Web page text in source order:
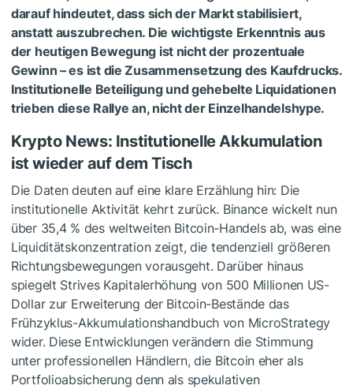
darauf hindeutet, dass sich der Markt stabilisiert,
anstatt auszubrechen. Die wichtigste Erkenntnis aus
der heutigen Bewegung ist nicht der prozentuale
Gewinn – es ist die Zusammensetzung des Kaufdrucks.
Institutionelle Beteiligung und gehebelte Liquidationen
trieben diese Rallye an, nicht der Einzelhandelshype.
Krypto News: Institutionelle Akkumulation
ist wieder auf dem Tisch
Die Daten deuten auf eine klare Erzählung hin: Die
institutionelle Aktivität kehrt zurück. Binance wickelt nun
über 35,4 % des weltweiten Bitcoin-Handels ab, was eine
Liquiditätskonzentration zeigt, die tendenziell größeren
Richtungsbewegungen vorausgeht. Darüber hinaus
spiegelt Strives Kapitalerhöhung von 500 Millionen US-
Dollar zur Erweiterung der Bitcoin-Bestände das
Frühzyklus-Akkumulationshandbuch von MicroStrategy
wider. Diese Entwicklungen verändern die Stimmung
unter professionellen Händlern, die Bitcoin eher als
Portfolioabsicherung denn als spekulativen